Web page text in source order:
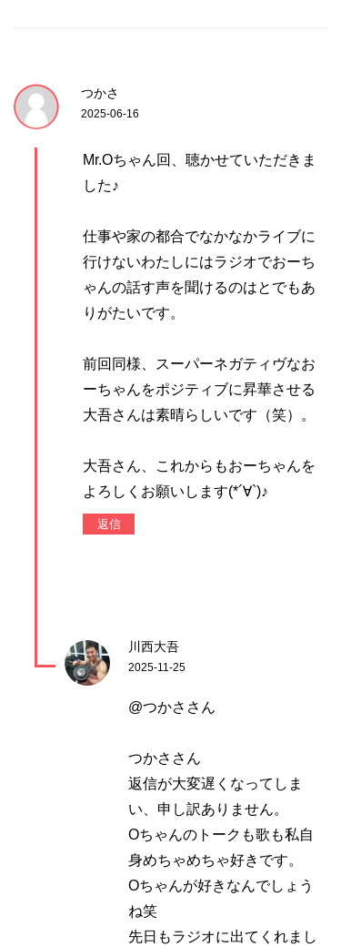
つかさ
2025-06-16
Mr.Oちゃん回、聴かせていただきま
した♪
仕事や家の都合でなかなかライブに
行けないわたしにはラジオでおーち
ゃんの話す声を聞けるのはとでもあ
りがたいです。
前回同様、スーパーネガティヴなお
ーちゃんをポジティブに昇華させる
大吾さんは素晴らしいです（笑）。
大吾さん、これからもおーちゃんを
よろしくお願いします(*´∀`)♪
返信
川西大吾
2025-11-25
@つかささん
つかささん
返信が大変遅くなってしま
い、申し訳ありません。
Oちゃんのトークも歌も私自
身めちゃめちゃ好きです。
Oちゃんが好きなんでしょう
ね笑
先日もラジオに出てくれまし